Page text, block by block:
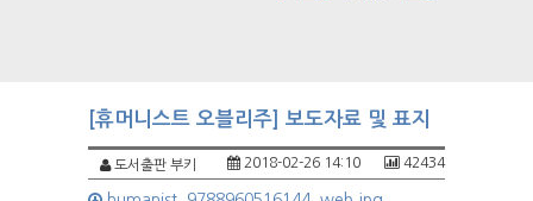
[휴머니스트 오블리주] 보도자료 및 표지
도서출판 부키 42434
2018-02-26 14:10